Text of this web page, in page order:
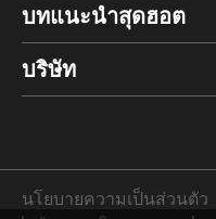
บทแนะนำสุดฮอต
บริษัท
นโยบายความเป็นส่วนตัว